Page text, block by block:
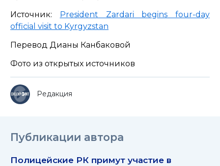
Источник: President Zardari begins four-day
official visit to Kyrgyzstan
Перевод Дианы Канбаковой
Фото из открытых источников
Редакция
Публикации автора
Полицейские РК примут участие в